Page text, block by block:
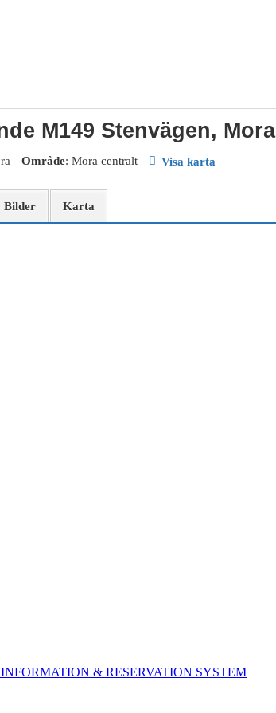
M149 Stenvägen, Mora
Område: Mora centralt Visa karta
Bilder Karta
& RESERVATION SYSTEM